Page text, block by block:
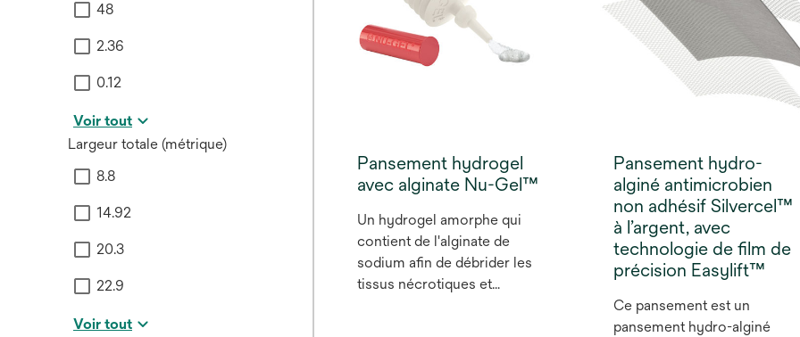
48
2.36
0.12
Voir tout
Largeur totale (métrique)
8.8
14.92
20.3
22.9
Voir tout
Pansement hydrogel
avec alginate Nu-Gel™
Un hydrogel amorphe qui
contient de l'alginate de
sodium afin de débrider les
tissus nécrotiques et
Pansement hydro-
alginé antimicrobien
non adhésif Silvercel™
à l’argent, avec
technologie de film de
précision Easylift™
Ce pansement est un
pansement hydro-alginé